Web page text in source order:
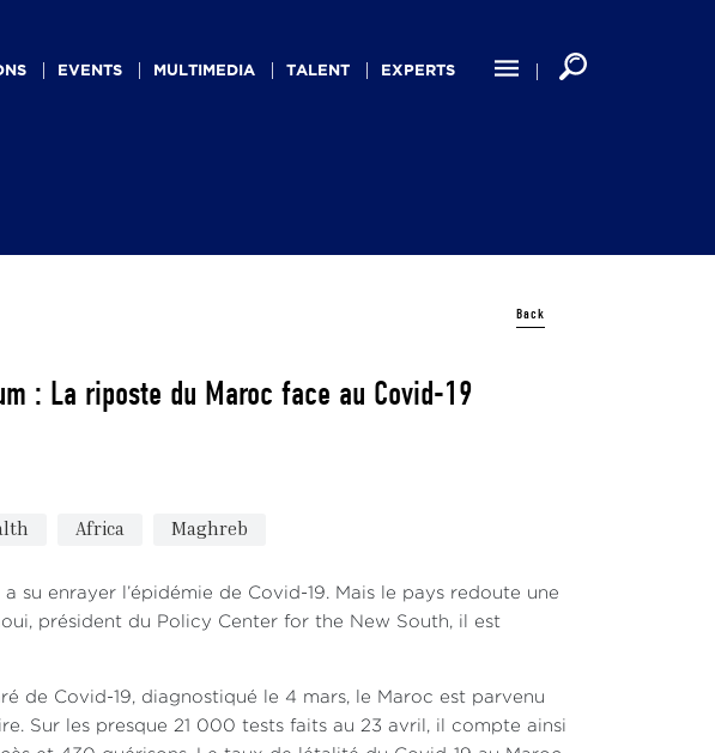
EVENTS MULTIMEDIA TALENT EXPERTS
Back
: La riposte du Maroc face au Covid-19
Africa Maghreb
su enrayer l’épidémie de Covid-19. Mais le pays redoute une
président du Policy Center for the New South, il est
de Covid-19, diagnostiqué le 4 mars, le Maroc est parvenu
Sur les presque 21 000 tests faits au 23 avril, il compte ainsi